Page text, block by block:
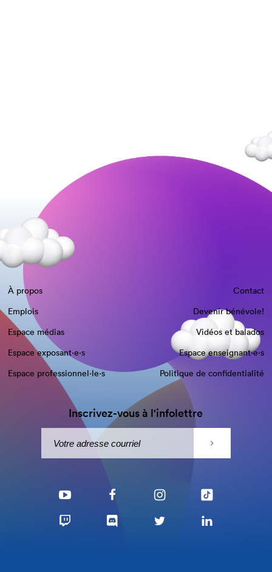
À propos
Contact
Emplois
Devenir bénévole!
Espace médias
Vidéos et balados
Espace exposant·e⋅s
Espace enseignant·e⋅s
Espace professionnel·le⋅s
Politique de confidentialité
Inscrivez-vous à l'infolettre